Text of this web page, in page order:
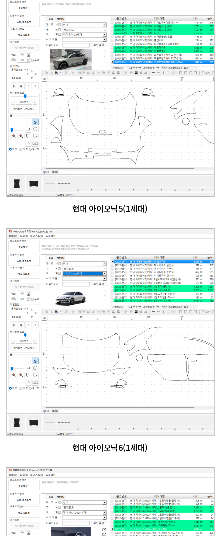
현대 아이오닉5(1세대)
현대 아이오닉6(1세대)